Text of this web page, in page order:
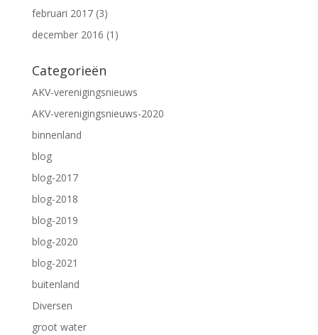
februari 2017(3)
december 2016 (1)
Categorieën
AKV-verenigingsnieuws
AKV-verenigingsnieuws-2020
binnenland
blog
blog-2017
blog-2018
blog-2019
blog-2020
blog-2021
buitenland
Diversen
groot water